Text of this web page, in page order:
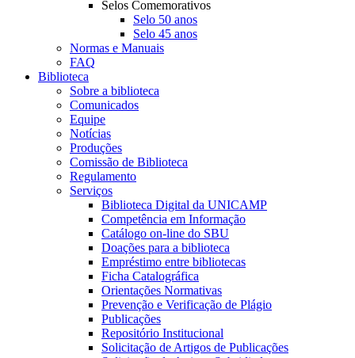
Selos Comemorativos
Selo 50 anos
Selo 45 anos
Normas e Manuais
FAQ
Biblioteca
Sobre a biblioteca
Comunicados
Equipe
Notícias
Produções
Comissão de Biblioteca
Regulamento
Serviços
Biblioteca Digital da UNICAMP
Competência em Informação
Catálogo on-line do SBU
Doações para a biblioteca
Empréstimo entre bibliotecas
Ficha Catalográfica
Orientações Normativas
Prevenção e Verificação de Plágio
Publicações
Repositório Institucional
Solicitação de Artigos de Publicações